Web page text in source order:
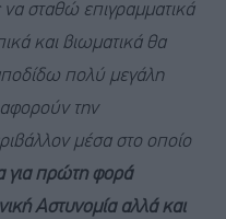
σταθώ επιγραμματικά
και βιωματικά θα
πολύ μεγάλη
την
μέσα στο οποίο
για πρώτη φορά
Αστυνομία αλλά και